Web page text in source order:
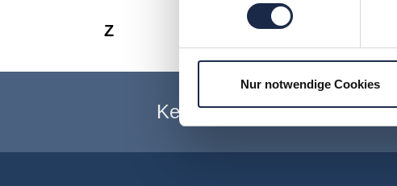
Nur notwendige Cookies
Z
Keine Veranstaltung mehr